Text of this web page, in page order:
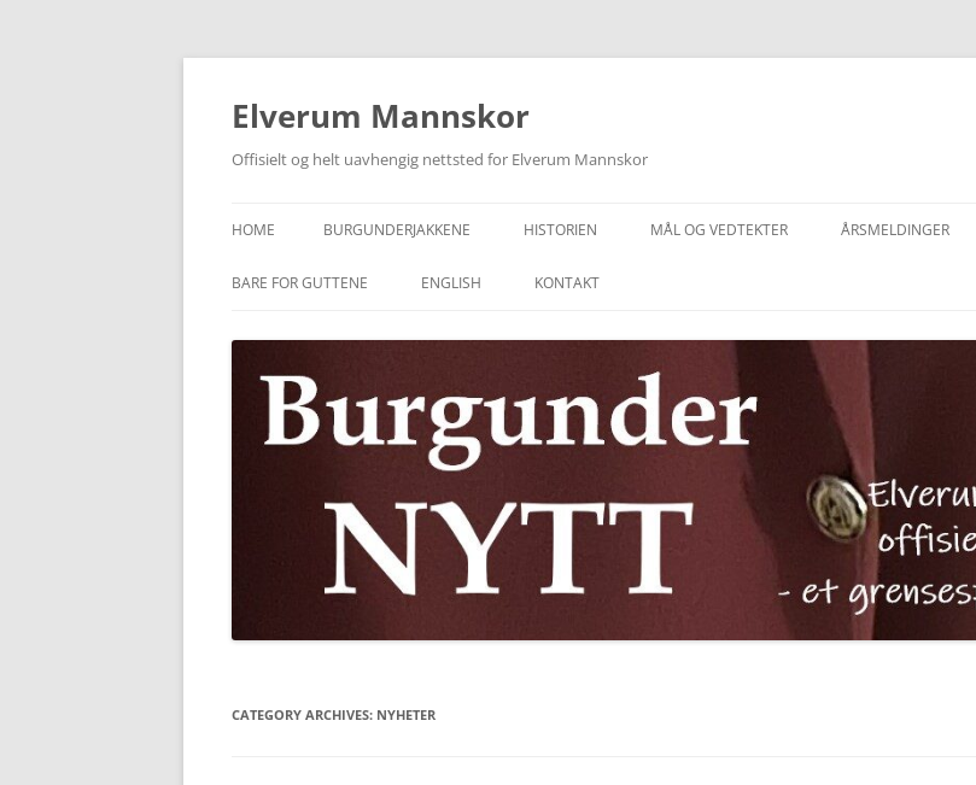
Skip
content
Elverum Mannskor
Offisielt og helt uavhengig nettsted for Elverum Mannskor
HOME BURGUNDERJAKKENE HISTORIEN MÅL OG VEDTEKTER ÅRSMELDINGER
BARE FOR GUTTENE ENGLISH KONTAKT
CATEGORY ARCHIVES: NYHETER